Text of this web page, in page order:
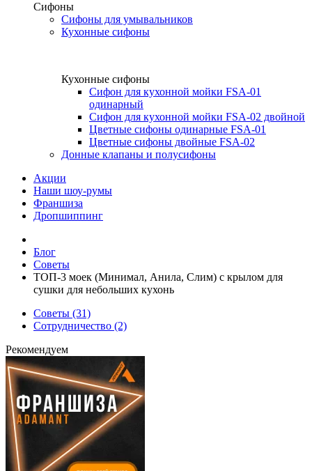
Сифоны
Сифоны для умывальников
Кухонные сифоны
Кухонные сифоны
Сифон для кухонной мойки FSA-01
одинарный
Сифон для кухонной мойки FSA-02 двойной
Цветные сифоны одинарные FSA-01
Цветные сифоны двойные FSA-02
Донные клапаны и полусифоны
Акции
Наши шоу-румы
Франшиза
Дропшиппинг
Блог
Советы
ТОП-3 моек (Минимал, Анила, Слим) с крылом для
сушки для небольших кухонь
Советы (31)
Сотрудничество (2)
Рекомендуем